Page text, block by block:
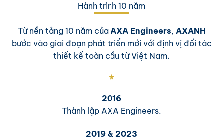
Hành trình 10 năm
Từ nền tảng 10 năm của AXA Engineers, AXANH
bước vào giai đoạn phát triển mới với định vị đối tác
thiết kế toàn cầu từ Việt Nam.
2016
Thành lập AXA Engineers.
2019 & 2023